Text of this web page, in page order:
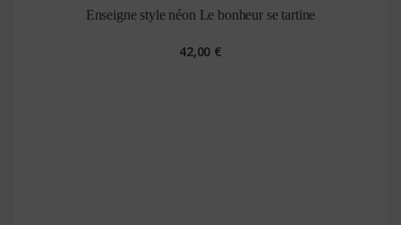
Enseigne style néon Le bonheur se tartine
42,00 €